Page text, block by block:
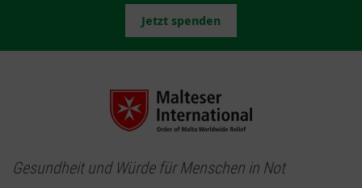
Jetzt spenden
Gesundheit und Würde für Menschen in Not